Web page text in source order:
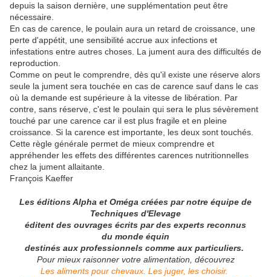
depuis la saison dernière, une supplémentation peut être
nécessaire.
En cas de carence, le poulain aura un retard de croissance, une
perte d'appétit, une sensibilité accrue aux infections et
infestations entre autres choses. La jument aura des difficultés de
reproduction.
Comme on peut le comprendre, dès qu'il existe une réserve alors
seule la jument sera touchée en cas de carence sauf dans le cas
où la demande est supérieure à la vitesse de libération. Par
contre, sans réserve, c'est le poulain qui sera le plus sévèrement
touché par une carence car il est plus fragile et en pleine
croissance. Si la carence est importante, les deux sont touchés.
Cette règle générale permet de mieux comprendre et
appréhender les effets des différentes carences nutritionnelles
chez la jument allaitante.
François Kaeffer
Les éditions Alpha et Oméga créées par notre équipe de
Techniques d'Elevage
éditent des ouvrages écrits par des experts reconnus
du monde équin
destinés aux professionnels comme aux particuliers.
Pour mieux raisonner votre alimentation, découvrez
Les aliments pour chevaux. Les juger, les choisir.